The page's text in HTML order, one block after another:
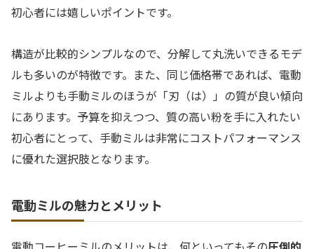
初心者には嬉しいポイントです。
構造が比較的シンプルなので、分解して丸洗いできるモデ
ルも多いのが特徴です。また、同じ価格帯であれば、電動
ミルよりも手動ミルのほうが「刃（は）」の質が良い傾向
にあります。予算を抑えつつ、質の高い粉を手に入れたい
初心者にとって、手動ミルは非常にコストパフォーマンス
に優れた選択肢となります。
電動ミルの魅力とメリット